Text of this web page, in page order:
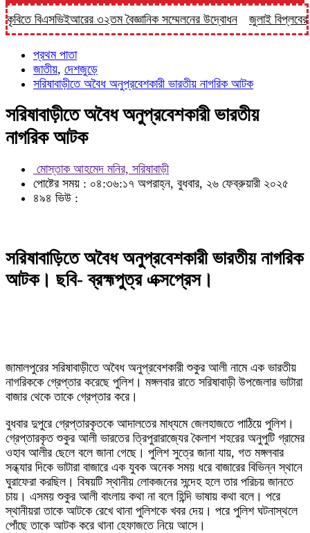
৩২তম বৈজ্ঞানিক সম্মেলনের উদ্বোধন জুলাই বিপ্লবের দুই বছর
প্রথম পাতা
জাতীয়, দেশজুড়ে
সরিষাবাড়ীতে অবৈধ অনুপ্রবেশকারী ভারতীয় নাগরিক আটক
সরিষাবাড়ীতে অবৈধ অনুপ্রবেশকারী ভারতীয়
নাগরিক আটক
মোস্তাক আহমেদ মনির, সরিষাবাড়ী
পোষ্টের সময় : ০৪:৩৬:১৭ অপরাহ্ন, বুধবার, ২৬ ফেব্রুয়ারী ২০২৫
৪৯৪ ভিউ :
সরিষাবাড়িতে অবৈধ অনুপ্রবেশকারী ভারতীয় নাগরিক
আটক। ছবি- ব্রহ্মপুত্র এক্সপ্রেস।
জামালপুরের সরিষাবাড়ীতে অবৈধ অনুপ্রবেশকারী শুকুর আলী নামে এক ভারতীয়
নাগরিককে গ্রেপ্তার করেছে পুলিশ। মঙ্গলবার রাতে সরিষাবাড়ী উপজেলার ভাটারা
বাজার থেকে তাকে গ্রেপ্তার করে।
বুধবার দুপুরে গ্রেপ্তারকৃতকে আদালতের মাধ্যমে জেলহাজতে পাঠিয়ে পুলিশ।
গ্রেপ্তারকৃত শুকুর আলী ভারতের ত্রিপুরারাজ্যের কৈলাশ শহরের অনুপুটি গ্রামের
ওহাব আলীর ছেলে বলে জানা গেছে। পুলিশ সুত্রে জানা যায়, গত মঙ্গলবার
সন্ধ্যার দিকে ভাটারা বাজারে এক যুবক অনেক সময় ধরে বাজারের বিভিন্ন স্থানে
ঘুরাফেরা করছিল। বিষয়টি স্থানীয় লোকজনের সন্দেহ হলে তার পরিচয় জানতে
চায়। এসময় শুকুর আলী বাংলায় কথা না বলে হিন্দি ভাষায় কথা বলে। পরে
স্থানীয়রা তাকে আটকে রেখে থানা পুলিশকে খবর দেয়। পরে পুলিশ ঘটনাস্থলে
পোঁছে তাকে আটক করে থানা হেফাজতে নিয়ে আসে।